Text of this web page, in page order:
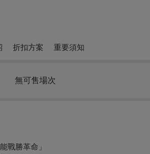
折扣方案 重要須知
無可售場次
戰勝革命」